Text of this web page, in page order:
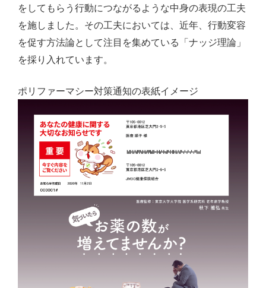
をしてもらう行動につながるような中身の表現の工夫
を施しました。その工夫においては、近年、行動変容
を促す方法論として注目を集めている「ナッジ理論」
を採り入れています。
ポリファーマシー対策通知の表紙イメージ